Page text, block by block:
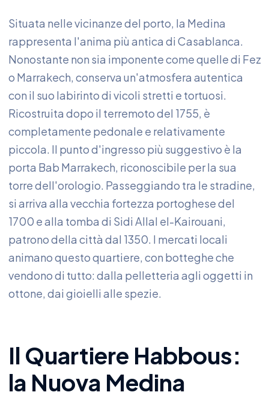
Situata nelle vicinanze del porto, la Medina
rappresenta l'anima più antica di Casablanca.
Nonostante non sia imponente come quelle di Fez
o Marrakech, conserva un'atmosfera autentica
con il suo labirinto di vicoli stretti e tortuosi.
Ricostruita dopo il terremoto del 1755, è
completamente pedonale e relativamente
piccola. Il punto d'ingresso più suggestivo è la
porta Bab Marrakech, riconoscibile per la sua
torre dell'orologio. Passeggiando tra le stradine,
si arriva alla vecchia fortezza portoghese del
1700 e alla tomba di Sidi Allal el-Kairouani,
patrono della città dal 1350. I mercati locali
animano questo quartiere, con botteghe che
vendono di tutto: dalla pelletteria agli oggetti in
ottone, dai gioielli alle spezie.
Il Quartiere Habbous:
la Nuova Medina